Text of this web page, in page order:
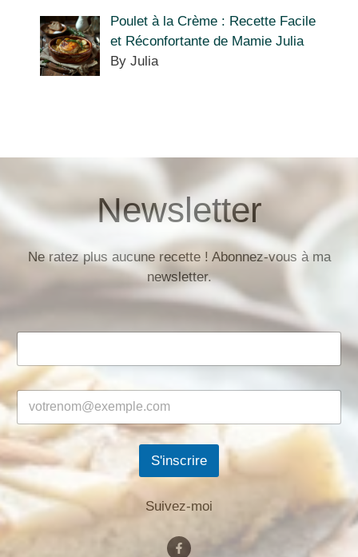
Poulet à la Crème : Recette Facile
et Réconfortante de Mamie Julia
By Julia
Newsletter
Ne ratez plus aucune recette ! Abonnez-vous à ma
newsletter.
S'inscrire
Suivez-moi